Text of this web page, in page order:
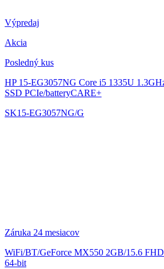
Výpredaj
Akcia
Posledný kus
HP 15-EG3057NG Core i5 1335U
SSD PCIe/batteryCARE+
SK15-EG3057NG/G
Záruka 24 mesiacov
WiFi/BT/GeForce MX550 2GB/15.6
64-bit